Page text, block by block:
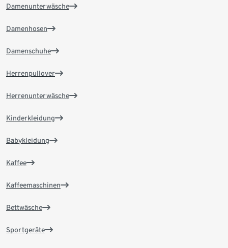
Damenunterwäsche
Damenhosen
Damenschuhe
Herrenpullover
Herrenunterwäsche
Kinderkleidung
Babykleidung
Kaffee
Kaffeemaschinen
Bettwäsche
Sportgeräte